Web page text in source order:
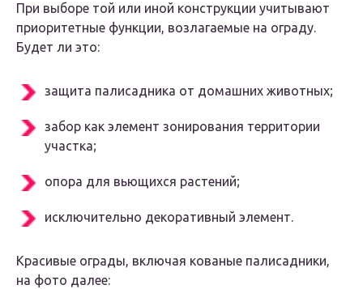
При выборе той или иной конструкции учитывают
приоритетные функции, возлагаемые на ограду.
Будет ли это:
защита палисадника от домашних животных;
забор как элемент зонирования территории
участка;
опора для вьющихся растений;
исключительно декоративный элемент.
Красивые ограды, включая кованые палисадники,
на фото далее: